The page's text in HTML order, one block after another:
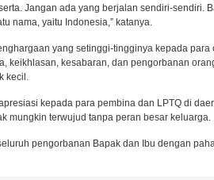
Jangan ada yang berjalan sendiri-sendiri.
nama, yaitu Indonesia,” katanya.
yang setinggi-tingginya kepada
keikhlasan, kesabaran, dan pengorbanan
kecil.
kepada para pembina dan LPTQ di
mungkin terwujud tanpa peran besar keluarga.
pengorbanan Bapak dan Ibu dengan